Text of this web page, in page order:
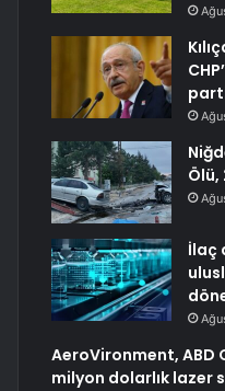
Ölü,
İlaç
AeroVironment, ABD
milyon dolarlık lazer